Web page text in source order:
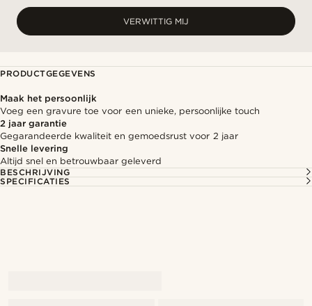
VERWITTIG MIJ
PRODUCTGEGEVENS
Maak het persoonlijk
Voeg een gravure toe voor een unieke, persoonlijke touch
2 jaar garantie
Gegarandeerde kwaliteit en gemoedsrust voor 2 jaar
Snelle levering
Altijd snel en betrouwbaar geleverd
BESCHRIJVING
SPECIFICATIES